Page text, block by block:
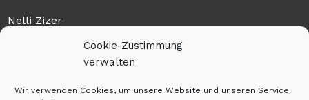
Cookie-Zustimmung
verwalten
Wir verwenden Cookies, um unsere Website und unseren Service
Nelli Zizer
Am Flugplatz 7
Tel: 0159-01128263